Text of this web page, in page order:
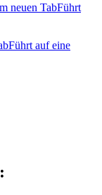
neuen TabFührt
Führt auf eine